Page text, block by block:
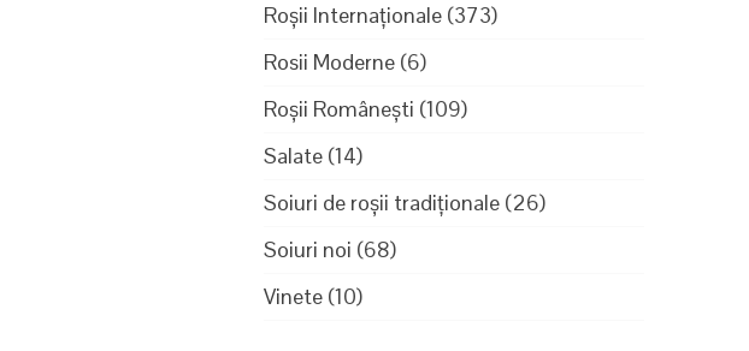
Roșii Internaționale (373)
Rosii Moderne (6)
Roșii Românești (109)
Salate (14)
Soiuri de roșii tradiționale (26)
Soiuri noi (68)
Vinete (10)